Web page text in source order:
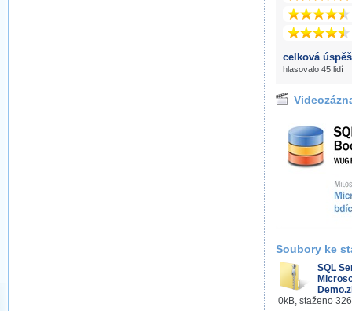
celková
hlasovalo 45 lidí
Soubory ke
SQL
0kB, staženo